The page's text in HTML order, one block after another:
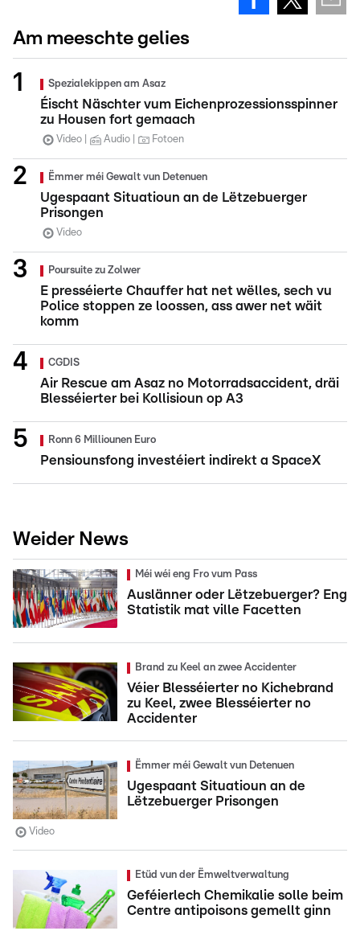
Am meeschte gelies
Spezialekippen am Asaz
Éischt Näschter vum Eichenprozessionsspinner
zu Housen fort gemaach
Video Audio Fotoen
Ëmmer méi Gewalt vun Detenuen
Ugespaant Situatioun an de Lëtzebuerger
Prisongen
Video
Poursuite zu Zolwer
E presséierte Chauffer hat net wëlles, sech vu
Police stoppen ze loossen, ass awer net wäit
komm
CGDIS
Air Rescue am Asaz no Motorradsaccident, dräi
Blesséierter bei Kollisioun op A3
Ronn 6 Milliounen Euro
Pensiounsfong investéiert indirekt a SpaceX
Weider News
Méi wéi eng Fro vum Pass
Auslänner oder Lëtzebuerger? Eng
Statistik mat ville Facetten
Brand zu Keel an zwee Accidenter
Véier Blesséierter no Kichebrand
zu Keel, zwee Blesséierter no
Accidenter
Ëmmer méi Gewalt vun Detenuen
Ugespaant Situatioun an de
Lëtzebuerger Prisongen
Video
Etüd vun der Ëmweltverwaltung
Geféierlech Chemikalie solle beim
Centre antipoisons gemellt ginn